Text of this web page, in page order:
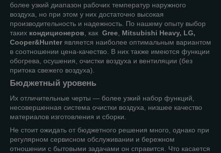
более узкий диапазон рабочих температур наружного
воздуха, но при этом у них достаточно высокая
производительность и надежность. По нашему опыту выбор
таких кондиционеров , как Gree Mitsubishi Heavy, LG,
Cooper&Hunterявляется наиболее оптимальным вариантом
в соотношении цена-качество. В них также имеются функции
обогрева, осушения, очистки воздуха и вентиляции (без
притока свежего воздуха).
Бюджетный уровень
Их отличительные черты — более узкий набор функций,
несовершенная система очистки воздуха, низшее качество
материалов изготовления и сборки.
Не стоит ожидать от бюджетного решения много, однако при
регулярном сервисном обслуживании и бережном
отношении с бытовыми задачами он справится. Что касается